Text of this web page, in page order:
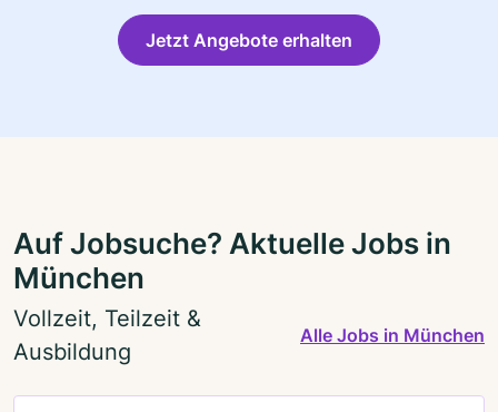
Jetzt Angebote erhalten
Auf Jobsuche? Aktuelle Jobs in
München
Vollzeit, Teilzeit &
Ausbildung
Alle Jobs in München